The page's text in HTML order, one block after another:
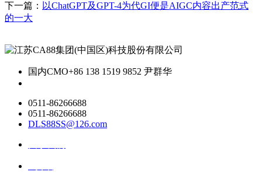
下一篇： 以ChatGPT及GPT-4为代GI便是AIGC内容出产范式
的一大
国内CMO+86 138 1519 9852 尹群华
0511-86266688
0511-86266688
DLS88SS@126.com